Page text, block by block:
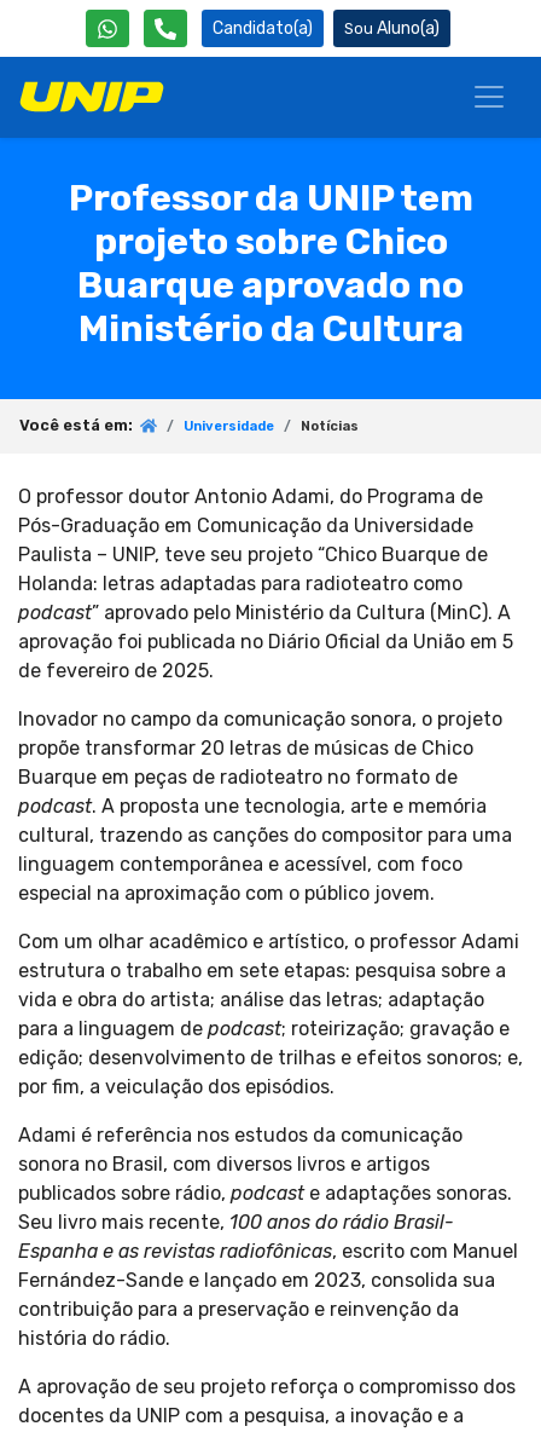
Candidato(a) Aluno(a)
Professor da UNIP tem
projeto sobre Chico
Buarque aprovado no
Ministério da Cultura
Você está em: Universidade Notícias
O professor doutor Antonio Adami, do Programa de
Pós-Graduação em Comunicação da Universidade
Paulista – UNIP, teve seu projeto “Chico Buarque de
Holanda: letras adaptadas para radioteatro como
podcast” aprovado pelo Ministério da Cultura (MinC). A
aprovação foi publicada no Diário Oficial da União em 5
de fevereiro de 2025.
Inovador no campo da comunicação sonora, o projeto
propõe transformar 20 letras de músicas de Chico
Buarque em peças de radioteatro no formato de
podcast. A proposta une tecnologia, arte e memória
cultural, trazendo as canções do compositor para uma
linguagem contemporânea e acessível, com foco
especial na aproximação com o público jovem.
Com um olhar acadêmico e artístico, o professor Adami
estrutura o trabalho em sete etapas: pesquisa sobre a
vida e obra do artista; análise das letras; adaptação
para a linguagem de podcast; roteirização; gravação e
edição; desenvolvimento de trilhas e efeitos sonoros; e,
por fim, a veiculação dos episódios.
Adami é referência nos estudos da comunicação
sonora no Brasil, com diversos livros e artigos
publicados sobre rádio, podcaste adaptações sonoras.
Seu livro mais recente, 100 anos do rádio Brasil-
Espanha e as revistas radiofônicas, escrito com Manuel
Fernández-Sande e lançado em 2023, consolida sua
contribuição para a preservação e reinvenção da
história do rádio.
A aprovação de seu projeto reforça o compromisso dos
docentes da UNIP com a pesquisa, a inovação e a